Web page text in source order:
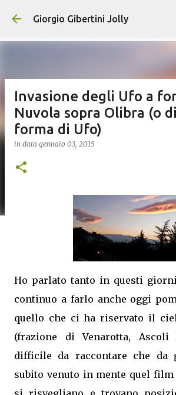
Passa ai contenuti
Giorgio Gibertini Jolly
Invasione degli Ufo a
Nuvola sopra Olibra (o
forma di Ufo)
in data gennaio 03, 2015
Ho parlato tanto in questi
continuo a farlo anche oggi
quello che ci ha riservato il
(frazione di Venarotta,
difficile da raccontare che da
subito venuto in mente quel